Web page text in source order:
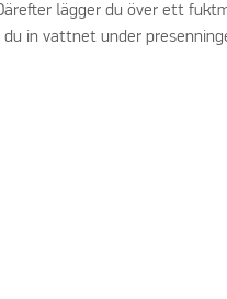
lägger du över ett
in vattnet under